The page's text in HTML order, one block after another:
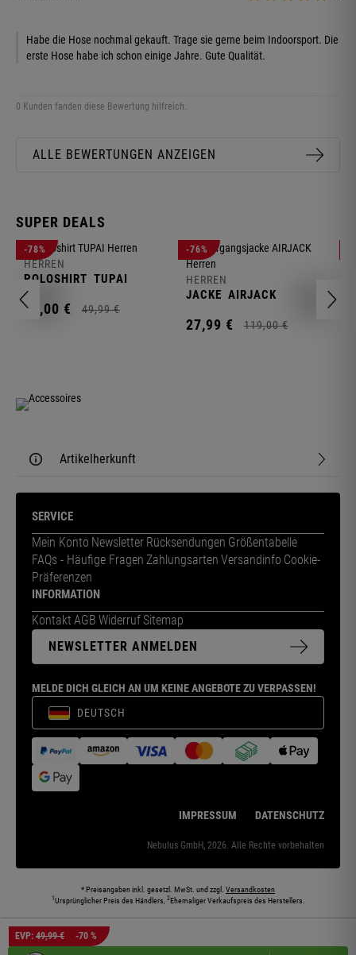
EVP: 49,99 € -70 %
Habe die Hose nochmal gekauft. Trage sie gerne beim Indoorsport. Die
erste Hose habe ich schon einige Jahre. Gute Qualität.
0 Kunden fanden diese Bewertung hilfreich.
ALLE BEWERTUNGEN ANZEIGEN
SUPER DEALS
-78%
HERREN
POLOSHIRT TUPAI
11,00 € 49,99 €
-76%
HERREN
JACKE AIRJACK
27,99 € 119,00 €
Artikelherkunft
SERVICE
Mein Konto Newsletter Rücksendungen Größentabelle
FAQs - Häufige Fragen Zahlungsarten Versandinfo Cookie-
Präferenzen
INFORMATION
Kontakt AGB Widerruf Sitemap
NEWSLETTER ANMELDEN
MELDE DICH GLEICH AN UM KEINE ANGEBOTE ZU VERPASSEN!
DEUTSCH
IMPRESSUM DATENSCHUTZ
Nebulus GmbH, 2026. Alle Rechte vorbehalten
* Preisangaben inkl. gesetzl. MwSt. und zzgl. Versandkosten
1Ursprünglicher Preis des Händlers, 2Ehemaliger Verkaufspreis des Herstellers.
Die abgebildeten Models und Umgebungen können teilweise KI-generiert sein. Die
dargestellten Produkte entsprechen den angebotenen Artikeln.